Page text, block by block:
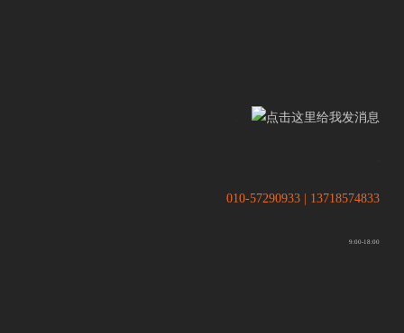
010-57290933 | 13718574833
9:00-18:00